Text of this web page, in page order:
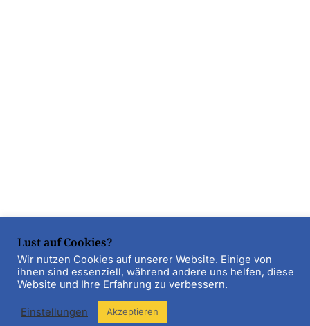
Lust auf Cookies?
Wir nutzen Cookies auf unserer Website. Einige von
ihnen sind essenziell, während andere uns helfen, diese
Website und Ihre Erfahrung zu verbessern.
Einstellungen Akzeptieren